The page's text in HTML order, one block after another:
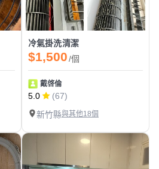
冷氣掛洗清潔
$1,500/個
戴啓倫
5.0
(67)
新竹縣與其他18個